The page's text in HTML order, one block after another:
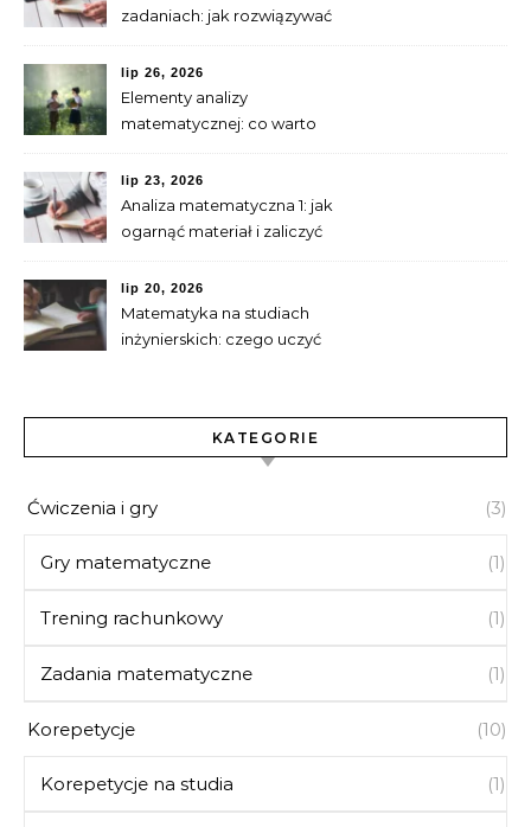
zadaniach: jak rozwiązywać
lip 26, 2026
Elementy analizy
matematycznej: co warto
pochodnymi
lip 23, 2026
Analiza matematyczna 1: jak
ogarnąć materiał i zaliczyć
lip 20, 2026
Matematyka na studiach
inżynierskich: czego uczyć
KATEGORIE
Ćwiczenia i gry (3)
Gry matematyczne (1)
Trening rachunkowy (1)
Zadania matematyczne (1)
Korepetycje (10)
Korepetycje na studia (1)